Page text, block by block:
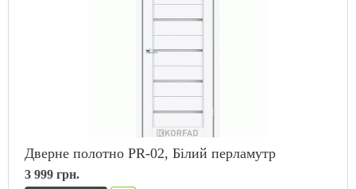
Дверне полотно PR-02, Білий перламутр
3 999 грн.